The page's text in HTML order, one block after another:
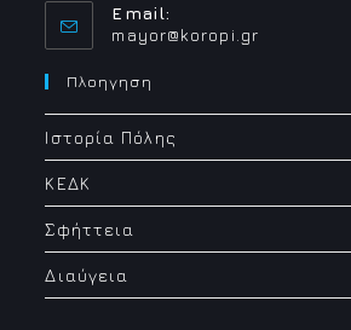
Email:
mayor@koropi.grOpens
Πλοηγηση
Ιστορία Πόλης
ΚΕΔΚ
Σφήττεια
Διαύγεια